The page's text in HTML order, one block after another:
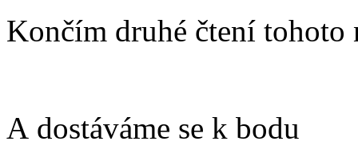
Končím druhé čtení tohoto
A dostáváme se k bodu